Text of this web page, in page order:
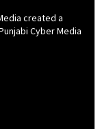
created a
Cyber Media